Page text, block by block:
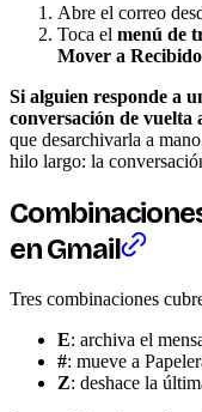
Abre el correo
Toca el menú de
Mover a
Si alguien responde a
conversación de vuelta
que desarchivarla a
hilo largo: la
en Gmail
Tres combinaciones
E: archiva el
#: mueve a
Z: deshace la